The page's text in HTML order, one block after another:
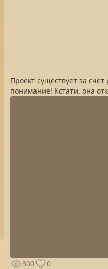
Проект существует за
понимание! Кстати, она
300
0